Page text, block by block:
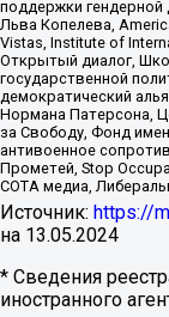
поддержки
Льва Копелева,
Vistas, Institute of
Открытый диалог,
государственной
демократический
Нормана Патерсона,
за Свободу, Фонд
антивоенное
Прометей, Stop
СОТА медиа,
Источник: https://
на 13.05.2024
* Сведения
иностранного